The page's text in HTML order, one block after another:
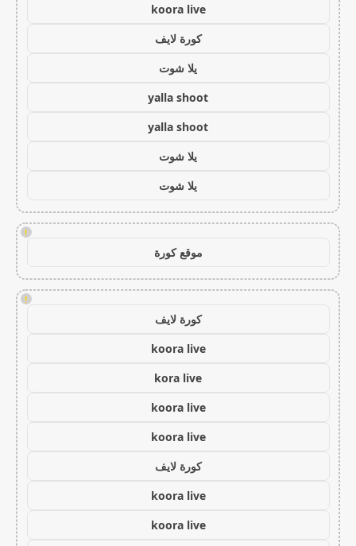
koora live
كورة لايف
يلا شوت
yalla shoot
yalla shoot
يلا شوت
يلا شوت
!
موقع كورة
!
كورة لايف
koora live
kora live
koora live
koora live
كورة لايف
koora live
koora live